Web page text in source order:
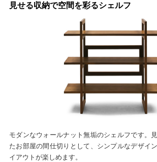
見せる収納で空間を彩るシェルフ
モダンなウォールナット無垢のシェルフです。
たお部屋の間仕切りとして、シンプルなデザイ
イアウトが楽しめます。